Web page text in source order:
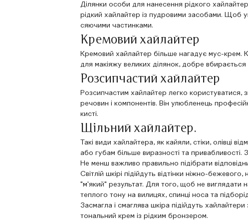
Ділянки особи для нанесення рідкого
рідкий хайлайтер із пудровими засобами. Щоб
сяючими частинками.
Кремовий хайлайтер
Кремовий хайлайтер більше нагадує мус-
для макіяжу великих ділянок, добре вбирається
Розсипчастий хайлайтер
Розсипчастим хайлайтер легко користуватися,
речовин і компонентів. Він улюбленець
кисті.
Щільний хайлайтер.
Такі види хайлайтера, як кайяли, стіки, олівці
або губам більше виразності та
Не менш важливо правильно підібрати
Світлій шкірі підійдуть відтінки ніжно-
"м'який" результат. Для того, щоб не виглядати
теплого тону на вилицях, спинці носа та
Засмагла і смаглява шкіра підійдуть
тональний крем із рідким бронзером.